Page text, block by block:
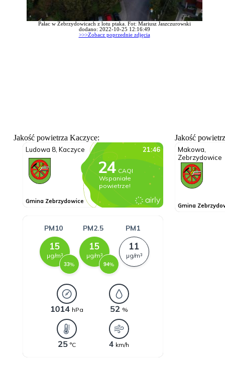
Pałac w Zebrzydowicach z lotu ptaka. Fot: Mariusz Jaszczurowski
dodano: 2022-10-25 12:16:49
>>>Zobacz poprzednie zdjęcia
Jakość powietrza Kaczyce: Jakość